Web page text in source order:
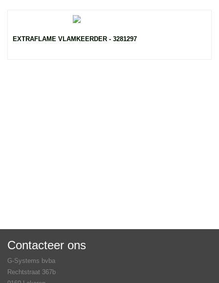
EXTRAFLAME VLAMKEERDER - 3281297
Contacteer ons
G-Systems bvba
Rechtstraat 367b